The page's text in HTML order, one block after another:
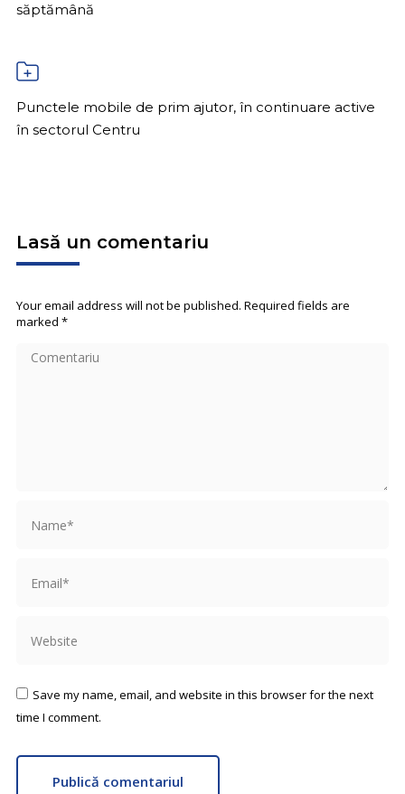
săptămână
Punctele mobile de prim ajutor, în continuare active
în sectorul Centru
Lasă un comentariu
Your email address will not be published. Required fields are
marked *
Comentariu
Save my name, email, and website in this browser for the next
time I comment.
Publică comentariul